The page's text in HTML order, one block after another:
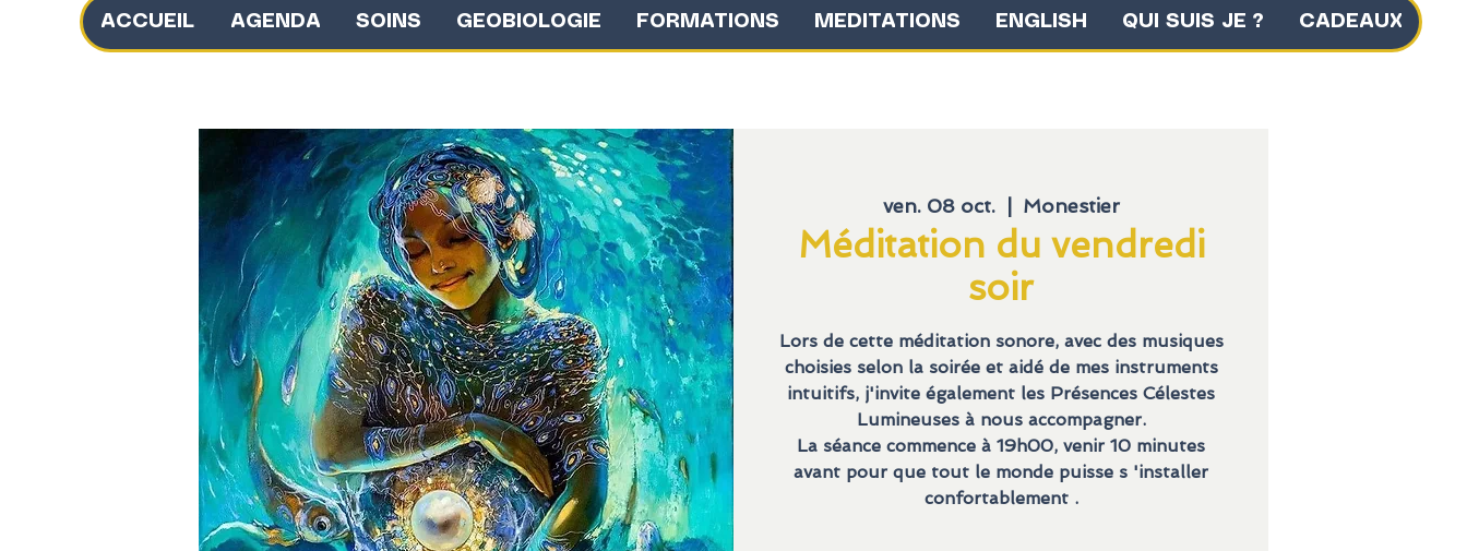
ACCUEIL AGENDA SOINS GEOBIOLOGIE FORMATIONS MEDITATIONS ENGLISH QUI SUIS JE ? CADEAUX
ven. 08 oct.
  |
Monestier
Méditation du vendredi
soir
Lors de cette méditation sonore, avec des musiques
choisies selon la soirée et aidé de mes instruments
intuitifs, j'invite également les Présences Célestes
Lumineuses à nous accompagner.
La séance commence à 19h00, venir 10 minutes
avant pour que tout le monde puisse s 'installer
confortablement .